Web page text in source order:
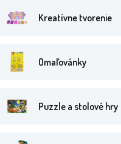
Kreatívne tvorenie
Omaľovánky
Puzzle a stolové hry